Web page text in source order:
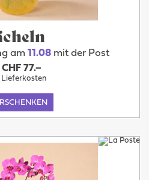
am 11.08 mit der Post
77.–
Lieferkosten